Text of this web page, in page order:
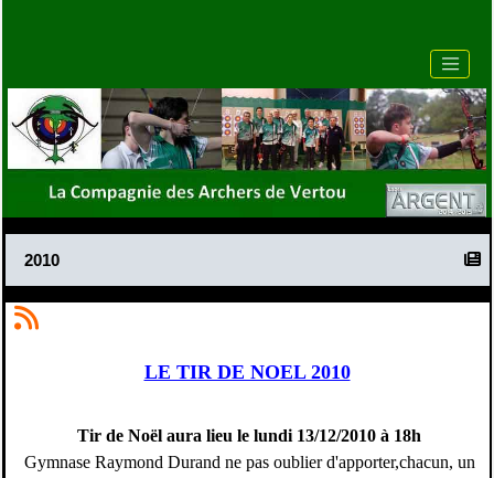
2010
LE TIR DE NOEL 2010
Tir de Noël aura lieu le lundi 13/12/2010 à 18h
Gymnase Raymond Durand ne pas oublier d'apporter,chacun, un